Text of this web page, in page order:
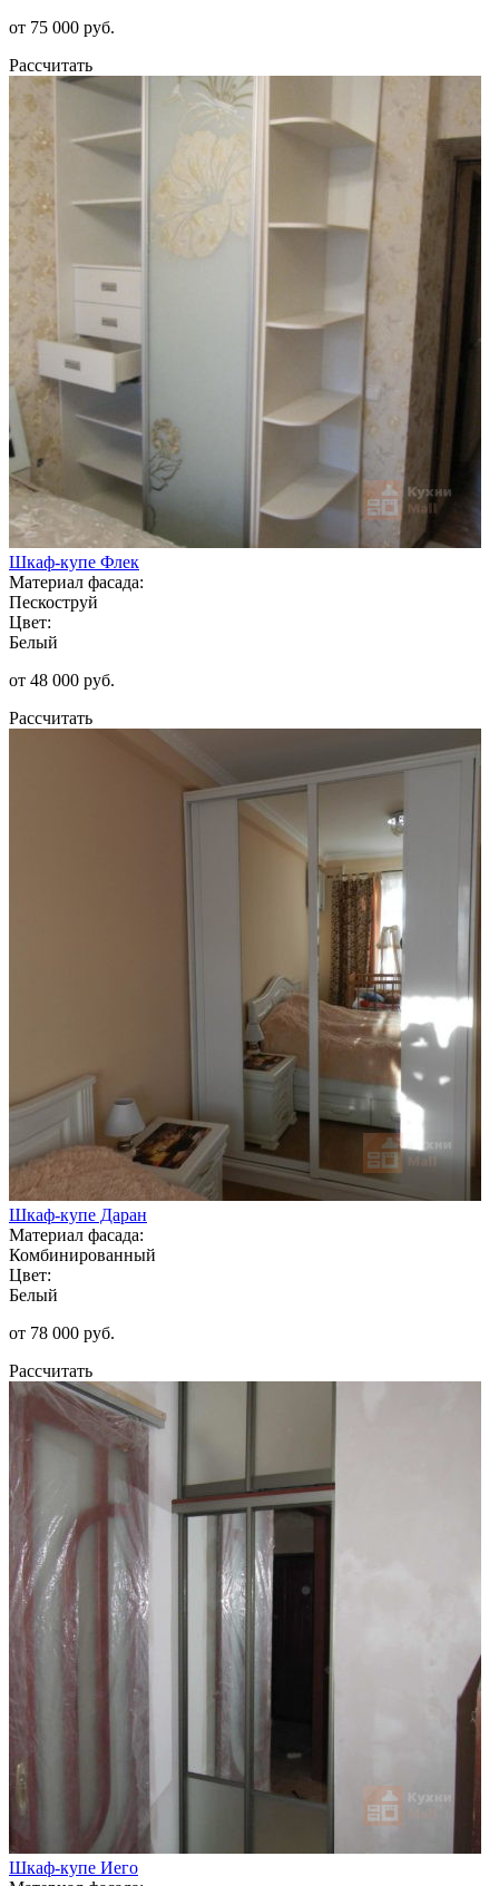
от 75 000 руб.
Рассчитать
Шкаф-купе Флек
Материал фасада:
Пескоструй
Цвет:
Белый
от 48 000 руб.
Рассчитать
Шкаф-купе Даран
Материал фасада:
Комбинированный
Цвет:
Белый
от 78 000 руб.
Рассчитать
Шкаф-купе Иего